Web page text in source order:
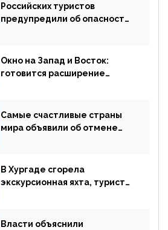
Российских туристов
предупредили об опасности
Окно на Запад и Восток:
готовится расширение
Самые счастливые страны
мира объявили об отмене
В Хургаде сгорела
экскурсионная яхта, туристы
Власти объяснили